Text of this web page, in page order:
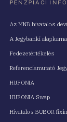
PÉNZPIACI
Az MNB hivatalos
A Jegybanki
Fedezetértékelés
Referenciamutató
HUFONIA
HUFONIA Swap
Hivatalos BUBOR